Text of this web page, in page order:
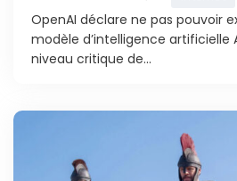
OpenAI déclare ne pas pouvoir
modèle d’intelligence artificielle
niveau critique de...